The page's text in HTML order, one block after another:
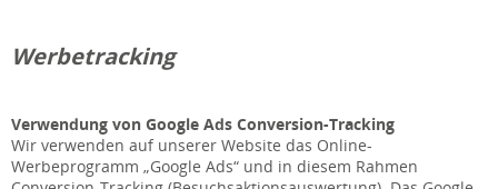
Werbetracking
Verwendung von Google Ads Conversion-Tracking
Wir verwenden auf unserer Website das Online-
Werbeprogramm „Google Ads“ und in diesem Rahmen